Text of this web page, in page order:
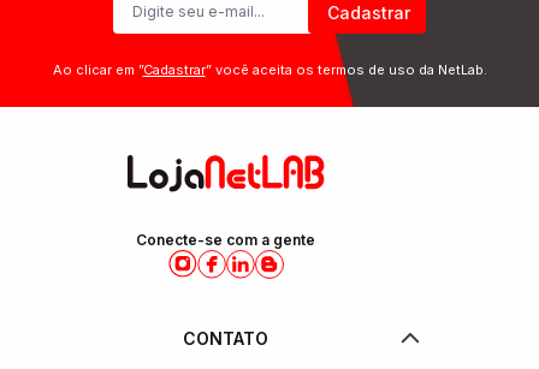
Cadastrar
Ao clicar em ”Cadastrar” você aceita os termos de uso da NetLab.
Conecte-se com a gente
CONTATO